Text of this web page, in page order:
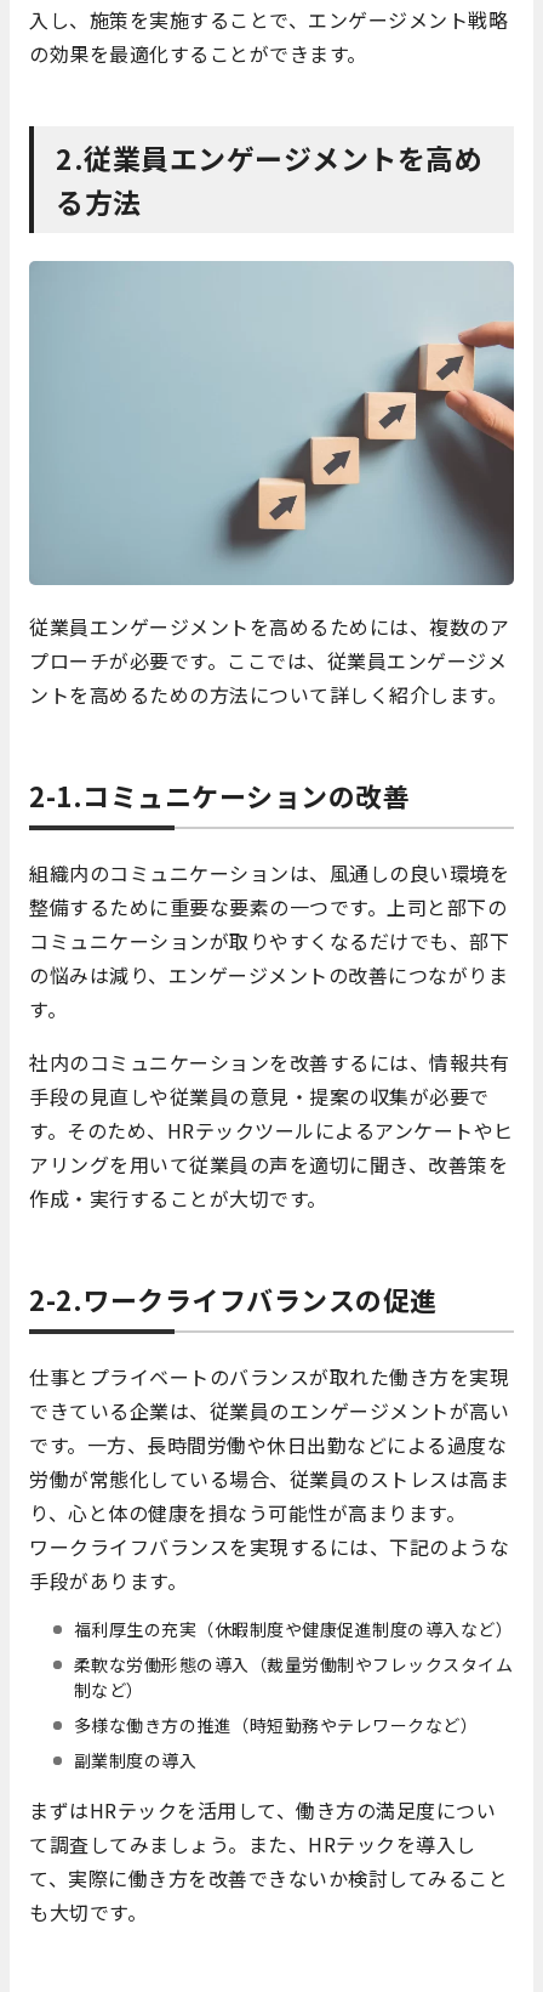
入し、施策を実施することで、エンゲージメント戦略
の効果を最適化することができます。
2.従業員エンゲージメントを高め
る方法
従業員エンゲージメントを高めるためには、複数のア
プローチが必要です。ここでは、従業員エンゲージメ
ントを高めるための方法について詳しく紹介します。
2-1.コミュニケーションの改善
組織内のコミュニケーションは、風通しの良い環境を
整備するために重要な要素の一つです。上司と部下の
コミュニケーションが取りやすくなるだけでも、部下
の悩みは減り、エンゲージメントの改善につながりま
す。
社内のコミュニケーションを改善するには、情報共有
手段の見直しや従業員の意見・提案の収集が必要で
す。そのため、HRテックツールによるアンケートやヒ
アリングを用いて従業員の声を適切に聞き、改善策を
作成・実行することが大切です。
2-2.ワークライフバランスの促進
仕事とプライベートのバランスが取れた働き方を実現
できている企業は、従業員のエンゲージメントが高い
です。一方、長時間労働や休日出勤などによる過度な
労働が常態化している場合、従業員のストレスは高ま
り、心と体の健康を損なう可能性が高まります。
ワークライフバランスを実現するには、下記のような
手段があります。
福利厚生の充実（休暇制度や健康促進制度の導入など）
柔軟な労働形態の導入（裁量労働制やフレックスタイム
制など）
多様な働き方の推進（時短勤務やテレワークなど）
副業制度の導入
まずはHRテックを活用して、働き方の満足度につい
て調査してみましょう。また、HRテックを導入し
て、実際に働き方を改善できないか検討してみること
も大切です。